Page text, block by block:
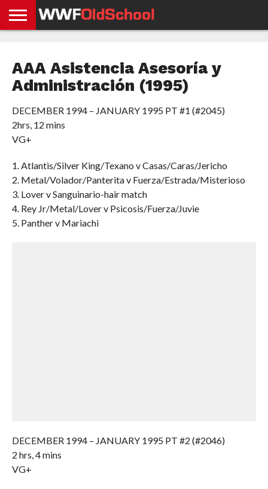
NEWS
STORIES
GDPR
COMPLIANCE
AAA Asistencia Asesoría y
Administración (1995)
DECEMBER 1994 – JANUARY 1995 PT #1 (#2045)
2hrs, 12 mins
VG+
1. Atlantis/Silver King/Texano v Casas/Caras/Jericho
2. Metal/Volador/Panterita v Fuerza/Estrada/Misterioso
3. Lover v Sanguinario-hair match
4. Rey Jr/Metal/Lover v Psicosis/Fuerza/Juvie
5. Panther v Mariachi
DECEMBER 1994 – JANUARY 1995 PT #2 (#2046)
2 hrs, 4 mins
VG+